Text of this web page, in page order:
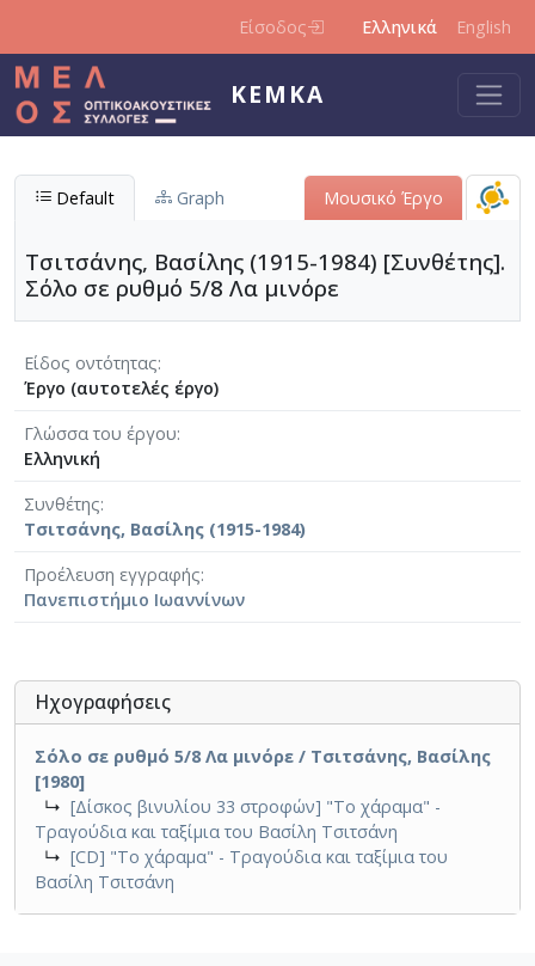
Είσοδος Ελληνικά English
ΚΕΜΚΑ
Default Graph Μουσικό Έργο
Τσιτσάνης, Βασίλης (1915-1984) [Συνθέτης].
Σόλο σε ρυθμό 5/8 Λα μινόρε
Είδος οντότητας
Έργο (αυτοτελές έργο)
Γλώσσα του έργου
Ελληνική
Συνθέτης
Τσιτσάνης, Βασίλης (1915-1984)
Προέλευση εγγραφής
Πανεπιστήμιο Ιωαννίνων
Ηχογραφήσεις
Σόλο σε ρυθμό 5/8 Λα μινόρε / Τσιτσάνης, Βασίλης
[1980]
↳ [Δίσκος βινυλίου 33 στροφών] "Το χάραμα" -
Τραγούδια και ταξίμια του Βασίλη Τσιτσάνη
↳ [CD] "Το χάραμα" - Τραγούδια και ταξίμια του
Βασίλη Τσιτσάνη